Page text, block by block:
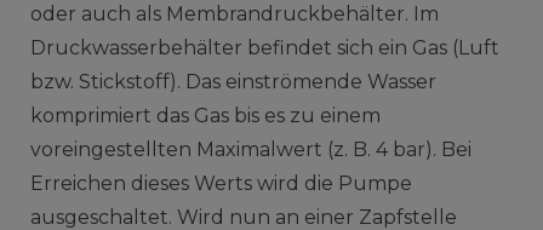
oder auch als Membrandruckbehälter. Im
Druckwasserbehälter befindet sich ein Gas (Luft
bzw. Stickstoff). Das einströmende Wasser
komprimiert das Gas bis es zu einem
voreingestellten Maximalwert (z. B. 4 bar). Bei
Erreichen dieses Werts wird die Pumpe
ausgeschaltet. Wird nun an einer Zapfstelle